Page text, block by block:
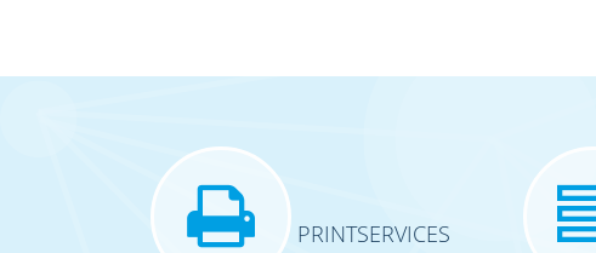
PRINTSERVICES